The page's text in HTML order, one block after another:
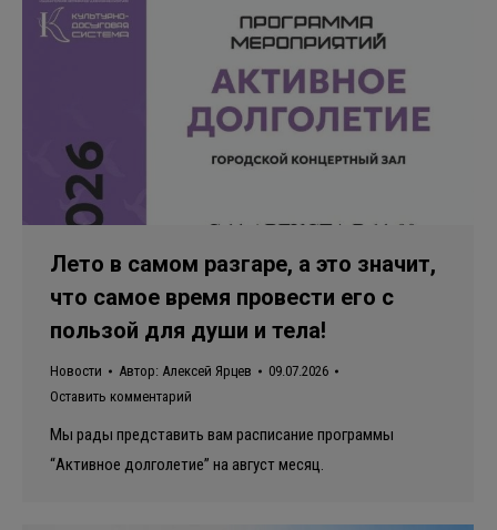
Лето в самом разгаре, а это значит,
что самое время провести его с
пользой для души и тела!
Новости Автор: Алексей Ярцев
09.07.2026
Оставить комментарий
Мы рады представить вам расписание программы
“Активное долголетие” на август месяц.